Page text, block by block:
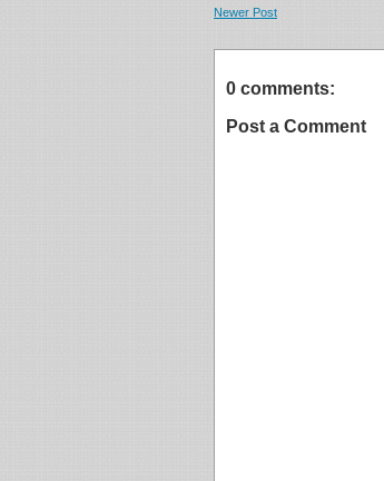
Newer Post
0 comments:
Post a Comment